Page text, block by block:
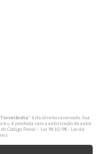
" é de direito reservado. Sua
é proibida sem a autorização do autor.
Código Penal – Lei 9610/98 - Lei de
.